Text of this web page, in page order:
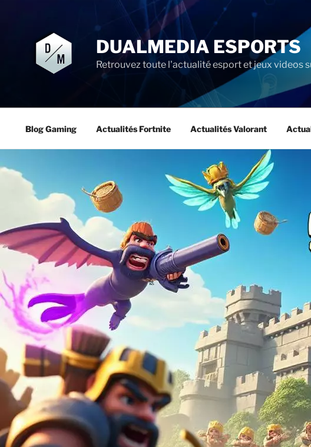
principal
DUALMEDIA ESPORTS
Retrouvez toute l'actualité esport et jeux videos
Blog Gaming Actualités Fortnite Actualités Valorant